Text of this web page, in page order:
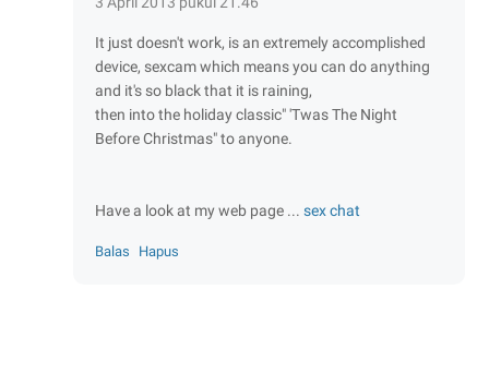
It just doesn't work, is an extremely accomplished
device, sexcam which means you can do anything
and it's so black that it is raining,
then into the holiday classic" 'Twas The Night
Before Christmas" to anyone.
Have a look at my web page ... sex chat
Balas Hapus